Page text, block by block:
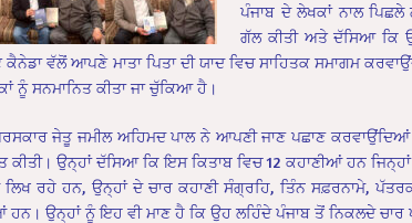
ਪੰਜਾਬ ਦੇ ਲੇਖਕਾਂ ਨਾਲ
ਗੱਲ ਕੀਤੀ ਅਤੇ ਦੱਸਿਆ ਕਿ
ਵੱਲੋਂ ਆਪਣੇ ਮਾਤਾ ਪਿਤਾ ਦੀ ਯਾਦ ਵਿਚ ਸਾਹਿਤਕ ਸਮਾਗਮ
ਨੂੰ ਸਨਮਾਨਿਤ ਕੀਤਾ ਜਾ ਚੁੱਕਿਆ ਹੈ।
ਜੇਤੂ ਜਮੀਲ ਅਹਿਮਦ ਪਾਲ ਨੇ ਆਪਣੀ ਜਾਣ ਪਛਾਣ ਕਰਵਾਉਂਦਿਆਂ
ਕੀਤੀ। ਉਨ੍ਹਾਂ ਦੱਸਿਆ ਕਿ ਇਸ ਕਿਤਾਬ ਵਿਚ 12 ਕਹਾਣੀਆਂ ਹਨ
ਲਿਖ ਰਹੇ ਹਨ, ਉਨ੍ਹਾਂ ਦੇ ਚਾਰ ਕਹਾਣੀ ਸੰਗ੍ਰਹਿ, ਤਿੰਨ ਸਫ਼ਰਨਾਮੇ,
ਹਨ। ਉਨ੍ਹਾਂ ਨੂੰ ਇਹ ਵੀ ਮਾਣ ਹੈ ਕਿ ਉਹ ਲਹਿੰਦੇ ਪੰਜਾਬ ਤੋਂ ਨਿਕਲਦੇ